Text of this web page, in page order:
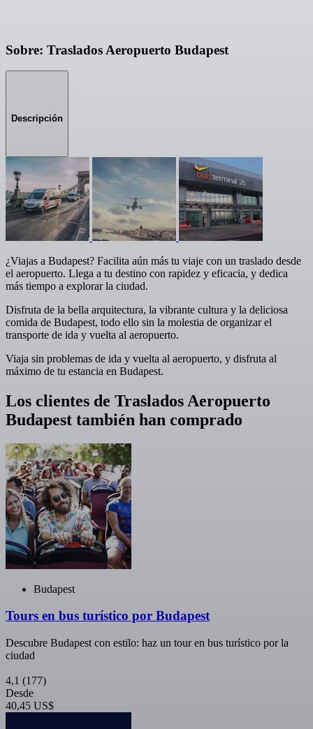
Sobre: Traslados Aeropuerto Budapest
Descripción
¿Viajas a Budapest? Facilita aún más tu viaje con un traslado desde
el aeropuerto. Llega a tu destino con rapidez y eficacia, y dedica
más tiempo a explorar la ciudad.
Disfruta de la bella arquitectura, la vibrante cultura y la deliciosa
comida de Budapest, todo ello sin la molestia de organizar el
transporte de ida y vuelta al aeropuerto.
Viaja sin problemas de ida y vuelta al aeropuerto, y disfruta al
máximo de tu estancia en Budapest.
Los clientes de Traslados Aeropuerto
Budapest también han comprado
Budapest
Tours en bus turístico por Budapest
Descubre Budapest con estilo: haz un tour en bus turístico por la
ciudad
4,1 (177)
Desde
40,45 US$